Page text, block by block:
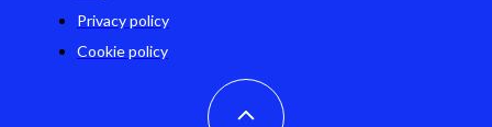
Privacy policy
Cookie policy